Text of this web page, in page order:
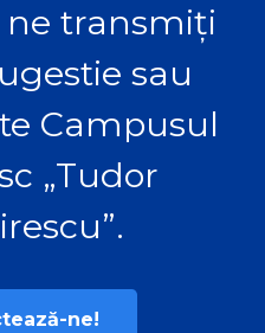
ne transmiți
sau
Campusul
„Tudor
ne!